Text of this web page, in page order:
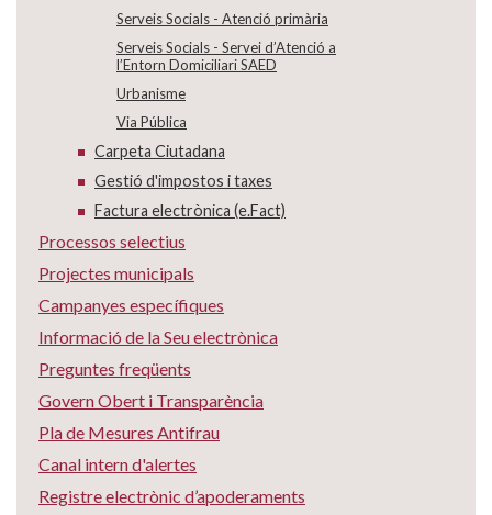
Serveis Socials - Atenció primària
Serveis Socials - Servei d’Atenció a
l’Entorn Domiciliari SAED
Urbanisme
Via Pública
Carpeta Ciutadana
Gestió d'impostos i taxes
Factura electrònica (e.Fact)
Processos selectius
Projectes municipals
Campanyes específiques
Informació de la Seu electrònica
Preguntes freqüents
Govern Obert i Transparència
Pla de Mesures Antifrau
Canal intern d'alertes
Registre electrònic d’apoderaments